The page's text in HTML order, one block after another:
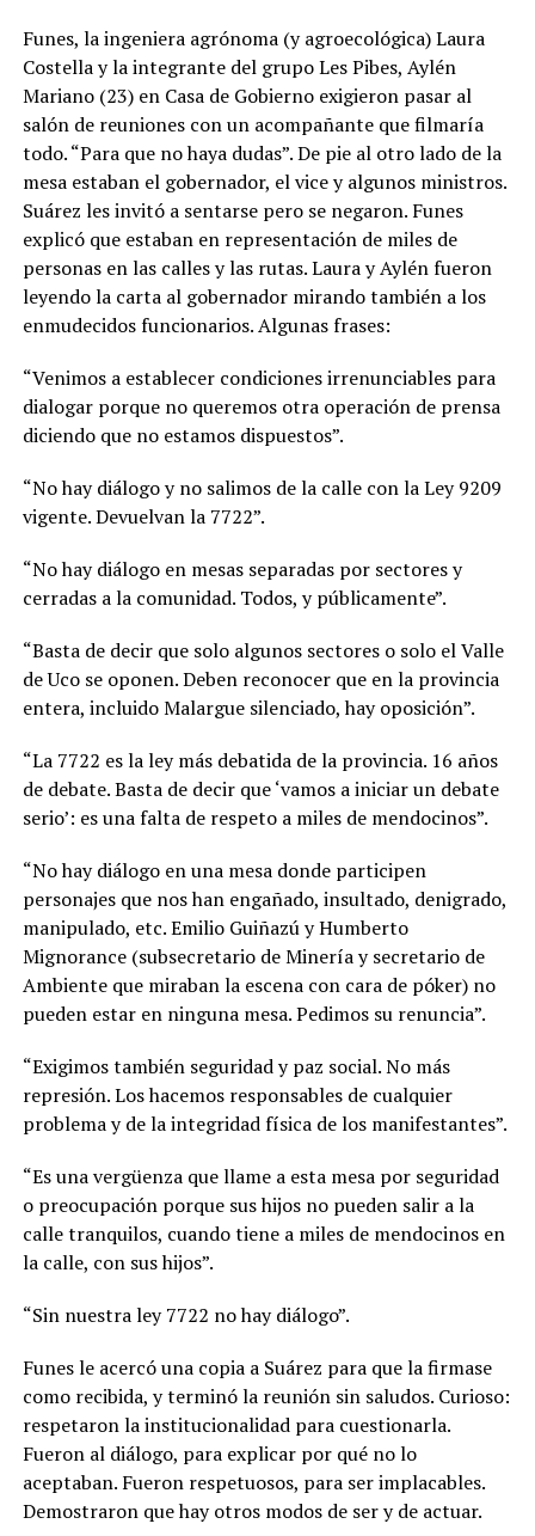
Funes, la ingeniera agrónoma (y agroecológica) Laura
Costella y la integrante del grupo Les Pibes, Aylén
Mariano (23) en Casa de Gobierno exigieron pasar al
salón de reuniones con un acompañante que filmaría
todo. “Para que no haya dudas”. De pie al otro lado de la
mesa estaban el gobernador, el vice y algunos ministros.
Suárez les invitó a sentarse pero se negaron. Funes
explicó que estaban en representación de miles de
personas en las calles y las rutas. Laura y Aylén fueron
leyendo la carta al gobernador mirando también a los
enmudecidos funcionarios. Algunas frases:
“Venimos a establecer condiciones irrenunciables para
dialogar porque no queremos otra operación de prensa
diciendo que no estamos dispuestos”.
“No hay diálogo y no salimos de la calle con la Ley 9209
vigente. Devuelvan la 7722”.
“No hay diálogo en mesas separadas por sectores y
cerradas a la comunidad. Todos, y públicamente”.
“Basta de decir que solo algunos sectores o solo el Valle
de Uco se oponen. Deben reconocer que en la provincia
entera, incluido Malargue silenciado, hay oposición”.
“La 7722 es la ley más debatida de la provincia. 16 años
de debate. Basta de decir que ‘vamos a iniciar un debate
serio’: es una falta de respeto a miles de mendocinos”.
“No hay diálogo en una mesa donde participen
personajes que nos han engañado, insultado, denigrado,
manipulado, etc. Emilio Guiñazú y Humberto
Mignorance (subsecretario de Minería y secretario de
Ambiente que miraban la escena con cara de póker) no
pueden estar en ninguna mesa. Pedimos su renuncia”.
“Exigimos también seguridad y paz social. No más
represión. Los hacemos responsables de cualquier
problema y de la integridad física de los manifestantes”.
“Es una vergüenza que llame a esta mesa por seguridad
o preocupación porque sus hijos no pueden salir a la
calle tranquilos, cuando tiene a miles de mendocinos en
la calle, con sus hijos”.
“Sin nuestra ley 7722 no hay diálogo”.
Funes le acercó una copia a Suárez para que la firmase
como recibida, y terminó la reunión sin saludos. Curioso:
respetaron la institucionalidad para cuestionarla.
Fueron al diálogo, para explicar por qué no lo
aceptaban. Fueron respetuosos, para ser implacables.
Demostraron que hay otros modos de ser y de actuar.